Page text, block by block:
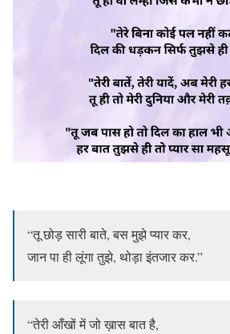
“तू छोड़ सारी बाते, बस मुझे प्यार कर,
जान पा ही लूंगा तुझे, थोड़ा इंतजार कर.”
“तेरी आँखों में जो ख़ास बात है,